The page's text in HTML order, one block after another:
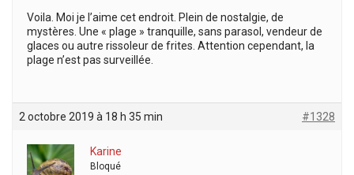
Voila. Moi je l’aime cet endroit. Plein de nostalgie, de
mystères. Une « plage » tranquille, sans parasol, vendeur de
glaces ou autre rissoleur de frites. Attention cependant, la
plage n’est pas surveillée.
2 octobre 2019 à 18 h 35 min #1328
Karine
Bloqué